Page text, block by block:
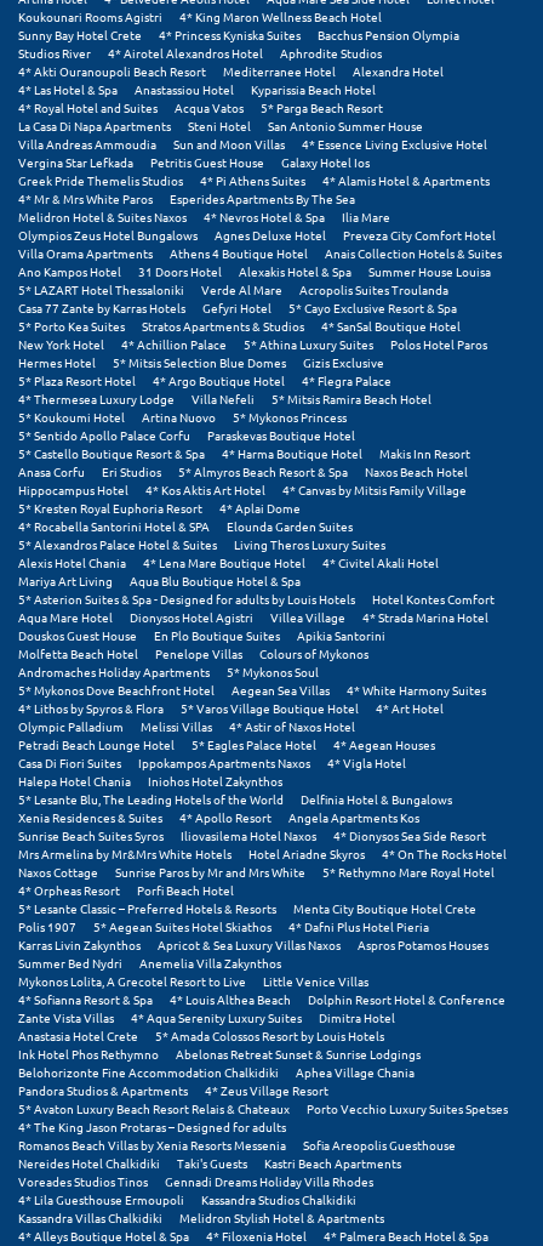
Πιερία
Πλαταμώνας
Πλύτρα Λακωνίας
Πόρος
Πόρτο Χέλι
Πρέβεζα
Πύλος
Πύργος
Ρ
Ρέθυμνο
Ρίο
Ρόδος
Σ
Σαλαμίνα
Σαμοθράκη
Σάμος
Σαντορίνη
Σέριφος
Σέρρες
Σιθωνία
Σίκινος
Σίφνος
Σκαφιδιά Ηλείας
Σκιάθος
Σκόπελος
Σκύρος
Koukounari Rooms Agistri
4* King Maron Wellness Beach Hotel
Sunny Bay Hotel Crete
4* Princess Kyniska Suites
Bacchus Pension Olympia
Studios River
4* Airotel Alexandros Hotel
Aphrodite Studios
4* Akti Ouranoupoli Beach Resort
Mediterranee Hotel
Alexandra Hotel
4* Las Hotel & Spa
Anastassiou Hotel
Kyparissia Beach Hotel
4* Royal Hotel and Suites
Acqua Vatos
5* Parga Beach Resort
La Casa Di Napa Apartments
Steni Hotel
San Antonio Summer House
Villa Andreas Ammoudia
Sun and Moon Villas
4* Essence Living Exclusive Hotel
Vergina Star Lefkada
Petritis Guest House
Galaxy Hotel Ios
Greek Pride Themelis Studios
4* Pi Athens Suites
4* Alamis Hotel & Apartments
4* Mr & Mrs White Paros
Esperides Apartments By The Sea
Melidron Hotel & Suites Naxos
4* Nevros Hotel & Spa
Ilia Mare
Olympios Zeus Hotel Bungalows
Agnes Deluxe Hotel
Preveza City Comfort Hotel
Villa Orama Apartments
Athens 4 Boutique Hotel
Anais Collection Hotels & Suites
Ano Kampos Hotel
31 Doors Hotel Alexakis Hotel & Spa
Summer House Louisa
5* LAZART Hotel Thessaloniki
Verde Al Mare
Acropolis Suites Troulanda
Casa 77 Zante by Karras Hotels
Gefyri Hotel
5* Cayo Exclusive Resort & Spa
5* Porto Kea Suites
Stratos Apartments & Studios
4* SanSal Boutique Hotel
New York Hotel
4* Achillion Palace 5* Athina Luxury Suites
Polos Hotel Paros
Hermes Hotel
5* Mitsis Selection Blue Domes
Gizis Exclusive
5* Plaza Resort Hotel
4* Argo Boutique Hotel
4* Flegra Palace
4* Thermesea Luxury Lodge
Villa Nefeli
5* Mitsis Ramira Beach Hotel
5* Koukoumi Hotel
Artina Nuovo
5* Mykonos Princess
5* Sentido Apollo Palace Corfu
Paraskevas Boutique Hotel
5* Castello Boutique Resort & Spa
4* Harma Boutique Hotel
Makis Inn Resort
Anasa Corfu
Eri Studios 5* Almyros Beach Resort & Spa
Naxos Beach Hotel
Hippocampus Hotel
4* Kos Aktis Art Hotel
4* Canvas by Mitsis Family Village
5* Kresten Royal Euphoria Resort
4* Aplai Dome
4* Rocabella Santorini Hotel & SPA
Elounda Garden Suites
5* Alexandros Palace Hotel & Suites
Living Theros Luxury Suites
Alexis Hotel Chania
4* Lena Mare Boutique Hotel
4* Civitel Akali Hotel
Mariya Art Living
Aqua Blu Boutique Hotel & Spa
5* Asterion Suites & Spa - Designed for adults by Louis Hotels
Hotel Kontes Comfort
Aqua Mare Hotel
Dionysos Hotel Agistri Villea Village
4* Strada Marina Hotel
Douskos Guest House
En Plo Boutique Suites
Apikia Santorini
Molfetta Beach Hotel
Penelope Villas
Colours of Mykonos
Andromaches Holiday Apartments
5* Mykonos Soul
5* Mykonos Dove Beachfront Hotel
Aegean Sea Villas
4* White Harmony Suites
4* Lithos by Spyros & Flora
5* Varos Village Boutique Hotel
4* Art Hotel
Olympic Palladium
Melissi Villas
4* Astir of Naxos Hotel
Petradi Beach Lounge Hotel
5* Eagles Palace Hotel
4* Aegean Houses
Casa Di Fiori Suites
Ippokampos Apartments Naxos
4* Vigla Hotel
Halepa Hotel Chania
Iniohos Hotel Zakynthos
5* Lesante Blu, The Leading Hotels of the World
Delfinia Hotel & Bungalows
Xenia Residences & Suites
4* Apollo Resort
Angela Apartments Kos
Sunrise Beach Suites Syros
Iliovasilema Hotel Naxos
4* Dionysos Sea Side Resort
Mrs Armelina by Mr&Mrs White Hotels
Hotel Ariadne Skyros
4* On The Rocks Hotel
Naxos Cottage
Sunrise Paros by Mr and Mrs White
5* Rethymno Mare Royal Hotel
4* Orpheas Resort
Porfi Beach Hotel
5* Lesante Classic – Preferred Hotels & Resorts
Menta City Boutique Hotel Crete
Polis 1907
5* Aegean Suites Hotel Skiathos
4* Dafni Plus Hotel Pieria
Karras Livin Zakynthos
Apricot & Sea Luxury Villas Naxos
Aspros Potamos Houses
Summer Bed Nydri
Anemelia Villa Zakynthos
Mykonos Lolita, A Grecotel Resort to Live
Little Venice Villas
4* Sofianna Resort & Spa
4* Louis Althea Beach
Dolphin Resort Hotel & Conference
Zante Vista Villas
4* Aqua Serenity Luxury Suites
Dimitra Hotel
Anastasia Hotel Crete
5* Amada Colossos Resort by Louis Hotels
Ink Hotel Phos Rethymno
Abelonas Retreat Sunset & Sunrise Lodgings
Belohorizonte Fine Accommodation Chalkidiki
Aphea Village Chania
Pandora Studios & Apartments
4* Zeus Village Resort
5* Avaton Luxury Beach Resort Relais & Chateaux
Porto Vecchio Luxury Suites Spetses
4* The King Jason Protaras – Designed for adults
Romanos Beach Villas by Xenia Resorts Messenia
Sofia Areopolis Guesthouse
Nereides Hotel Chalkidiki
Taki's Guests
Kastri Beach Apartments
Voreades Studios Tinos
Gennadi Dreams Holiday Villa Rhodes
4* Lila Guesthouse Ermoupoli
Kassandra Studios Chalkidiki
Kassandra Villas Chalkidiki
Melidron Stylish Hotel & Apartments
4* Alleys Boutique Hotel & Spa
4* Filoxenia Hotel 4* Palmera Beach Hotel & Spa